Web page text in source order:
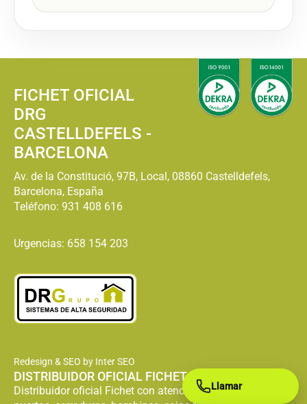
FICHET OFICIAL
DRG
CASTELLDEFELS -
BARCELONA
Av. de la Constitució, 97B, Local, 08860 Castelldefels,
Barcelona, España
Teléfono: 931 408 616
Urgencias: 658 154 203
Redesign & SEO by Inter SEO
DISTRIBUIDOR OFICIAL FICHET
Distribuidor oficial Fichet con atención especializada en
Llamar